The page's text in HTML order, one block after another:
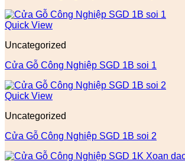
Quick View
Uncategorized
Cửa Gỗ Công Nghiệp SGD 1B soi 1
Quick View
Uncategorized
Cửa Gỗ Công Nghiệp SGD 1B soi 2